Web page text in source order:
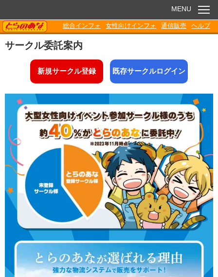
お知らせ
電子書籍
Q&A
各種ダウンロード
MENU
TORANOANA
総合インフォ 女性向けインフォ 通信販売 ヘルプ
サークル委託案内
新規サークル登録 既存サークルログイン